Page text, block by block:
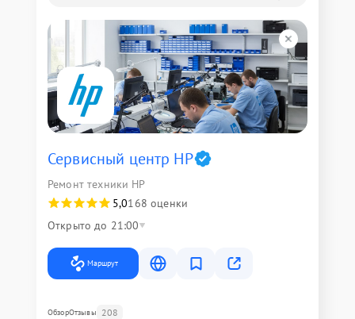
Сервисный центр HP
Ремонт техники HP
5,0168 оценки
Открыто до 21:00
Маршрут
ОбзорОтзывы 208